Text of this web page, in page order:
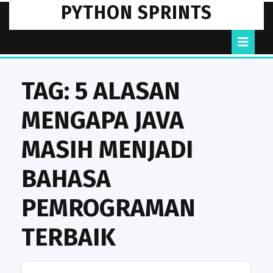
content
PYTHON SPRINTS
TAG: 5 ALASAN
MENGAPA JAVA
MASIH MENJADI
BAHASA
PEMROGRAMAN
TERBAIK